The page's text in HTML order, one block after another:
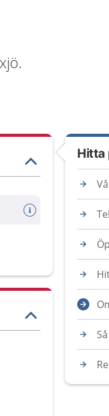
Hitta